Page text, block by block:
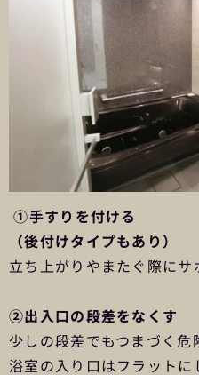
①手すりを付ける
（後付けタイプもあり）
立ち上がりやまたぐ際にサ
②出入口の段差をなくす
少しの段差でもつまづく危
浴室の入り口はフラットに